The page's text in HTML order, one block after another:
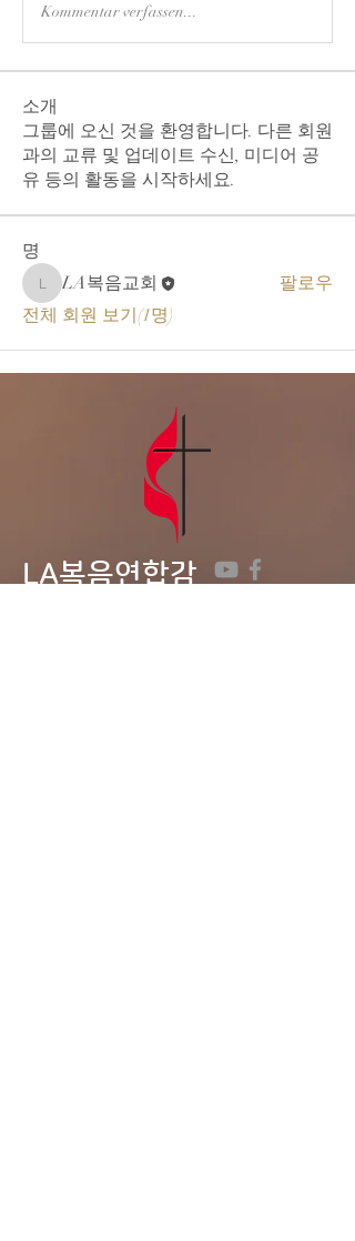
Kommentar verfassen...
소개
그룹에 오신 것을 환영합니다. 다른 회원
과의 교류 및 업데이트 수신, 미디어 공
유 등의 활동을 시작하세요.
명
LA복음교회
LA복음교회
팔로우
전체 회원 보기(1명)
LA복음연합감